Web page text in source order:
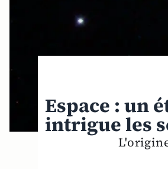
Espace : un
intrigue les